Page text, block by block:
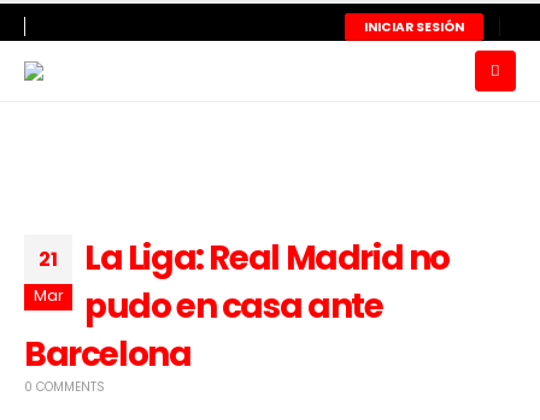
INICIAR SESIÓN
21
Mar
La Liga: Real Madrid no
pudo en casa ante
Barcelona
0 COMMENTS